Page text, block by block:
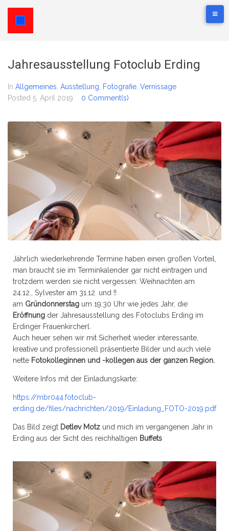
Jahresausstellung Fotoclub Erding
In Allgemeines Ausstellung Fotografie Vernissage
Posted 5. April 2019 0 Comment(s)
Jährlich wiederkehrende Termine haben einen großen Vorteil,
man braucht sie im Terminkalender gar nicht eintragen und
trotzdem werden sie nicht vergessen: Weihnachten am
24.12., Sylvester am 31.12. und !!
am Gründonnerstag um 19:30 Uhr wie jedes Jahr, die
Eröffnung der Jahresausstellung des Fotoclubs Erding im
Erdinger Frauenkircherl.
Auch heuer sehen wir mit Sicherheit wieder interessante,
kreative und professionell präsentierte Bilder und auch viele
nette Fotokolleginnen und -kollegen aus der ganzen Region.
Weitere Infos mit der Einladungskarte:
https://mbr044.fotoclub-
erding.de/files/nachrichten/2019/Einladung_FOTO-2019.pdf
Das Bild zeigt Detlev Motz und mich im vergangenen Jahr in
Erding aus der Sicht des reichhaltigen Buffets